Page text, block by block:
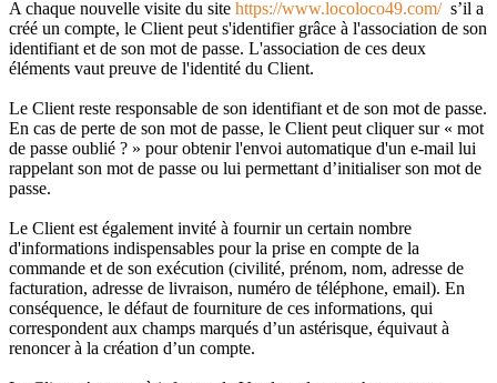
A chaque nouvelle visite du site https://www.locoloco49.com/ s’il a
créé un compte, le Client peut s'identifier grâce à l'association de son
identifiant et de son mot de passe. L'association de ces deux
éléments vaut preuve de l'identité du Client.
Le Client reste responsable de son identifiant et de son mot de passe.
En cas de perte de son mot de passe, le Client peut cliquer sur « mot
de passe oublié ? » pour obtenir l'envoi automatique d'un e-mail lui
rappelant son mot de passe ou lui permettant d’initialiser son mot de
passe.
Le Client est également invité à fournir un certain nombre
d'informations indispensables pour la prise en compte de la
commande et de son exécution (civilité, prénom, nom, adresse de
facturation, adresse de livraison, numéro de téléphone, email). En
conséquence, le défaut de fourniture de ces informations, qui
correspondent aux champs marqués d’un astérisque, équivaut à
renoncer à la création d’un compte.